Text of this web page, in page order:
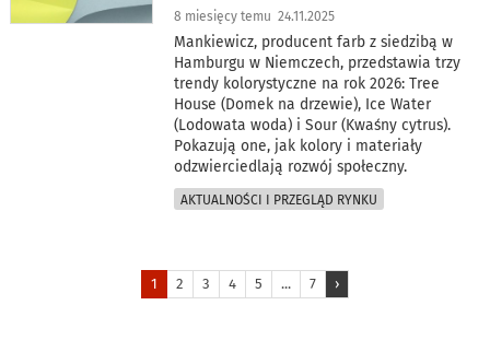
8 miesięcy temu 24.11.2025
Mankiewicz, producent farb z siedzibą w
Hamburgu w Niemczech, przedstawia trzy
trendy kolorystyczne na rok 2026: Tree
House (Domek na drzewie), Ice Water
(Lodowata woda) i Sour (Kwaśny cytrus).
Pokazują one, jak kolory i materiały
odzwierciedlają rozwój społeczny.
AKTUALNOŚCI I PRZEGLĄD RYNKU
1 2 3 4 5 ... 7 ›